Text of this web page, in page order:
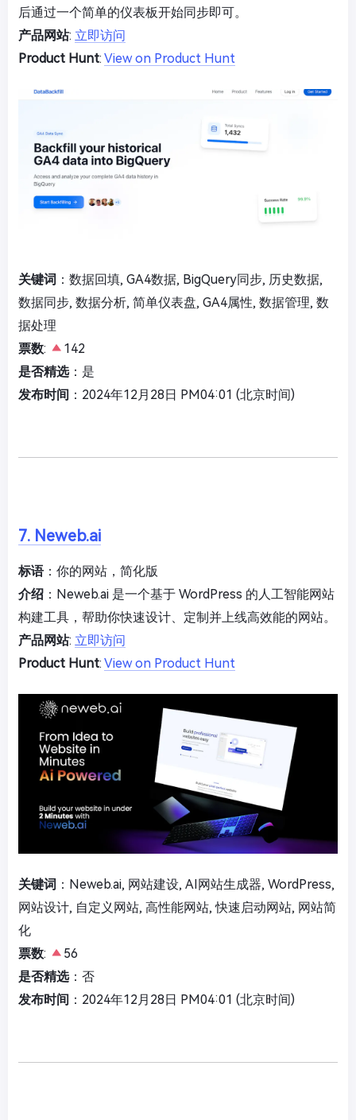
后通过一个简单的仪表板开始同步即可。
产品网站: 立即访问
Product Hunt: View on Product Hunt
关键词 ：数据回填, GA4数据, BigQuery同步, 历史数据,
数据同步, 数据分析, 简单仪表盘, GA4属性, 数据管理, 数
据处理
票数:
142
是否精选：是
发布时间 ：2024年12月28日 PM04:01 (北京时间)
7. Neweb.ai
标语：你的网站，简化版
介绍 ：Neweb.ai 是一个基于 WordPress 的人工智能网站
构建工具，帮助你快速设计、定制并上线高效能的网站。
产品网站: 立即访问
Product Hunt: View on Product Hunt
关键词 ：Neweb.ai, 网站建设, AI网站生成器, WordPress,
网站设计, 自定义网站, 高性能网站, 快速启动网站, 网站简
化
票数:
56
是否精选：否
发布时间 ：2024年12月28日 PM04:01 (北京时间)